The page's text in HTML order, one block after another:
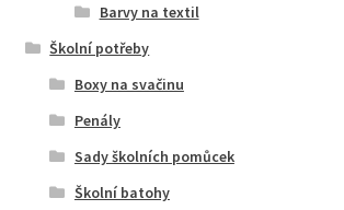
Barvy na textil
Školní potřeby
Boxy na svačinu
Penály
Sady školních pomůcek
Školní batohy